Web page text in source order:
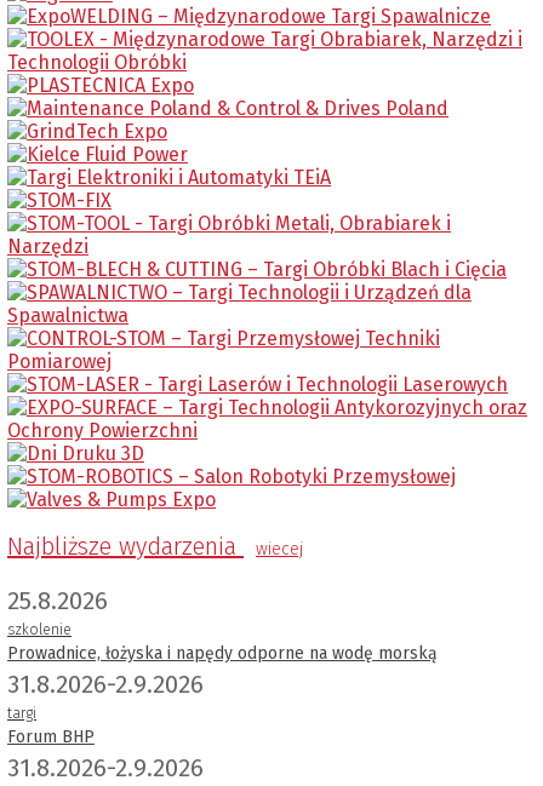
Najbliższe wydarzenia wiecej
25.8.2026
szkolenie
Prowadnice, łożyska i napędy odporne na wodę morską
31.8.2026-2.9.2026
targi
Forum BHP
31.8.2026-2.9.2026